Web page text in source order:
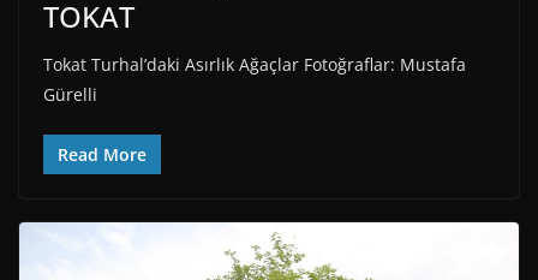
TOKAT
Tokat Turhal’daki Asırlık Ağaçlar Fotoğraflar: Mustafa
Gürelli
Read More